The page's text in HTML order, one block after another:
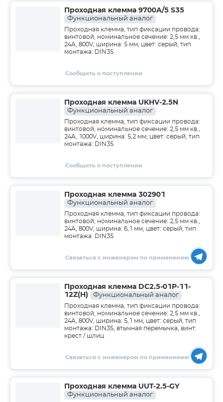
Проходная клемма 9700A/5 S35
Функциональный аналог
Проходная клемма, тип фиксации провода:
винтовой, номинальное сечение: 2,5 мм кв.,
24A, 800V, ширина: 5 мм, цвет: серый, тип
монтажа: DIN35
Сообщить о поступлении
Проходная клемма UKHV-2.5N
Функциональный аналог
Проходная клемма, тип фиксации провода:
винтовой, номинальное сечение: 2,5 мм кв.,
24A, 1000V, ширина: 5,2 мм, цвет: серый, тип
монтажа: DIN35
Сообщить о поступлении
Проходная клемма 302901
Функциональный аналог
Проходная клемма, тип фиксации провода:
винтовой, номинальное сечение: 2,5 мм кв.,
24A, 800V, ширина: 6,1 мм, цвет: серый, тип
монтажа: DIN35
Связаться с инженером по применению
Проходная клемма DC2.5-01P-11-
12Z(H)
Функциональный аналог
Проходная клемма, тип фиксации провода:
винтовой, номинальное сечение: 2,5 мм кв.,
24A, 800V, ширина: 5,1 мм, цвет: серый, тип
монтажа: DIN35, втычная перемычка, винт:
крест / шлиц
Связаться с инженером по применению
Проходная клемма UUT-2.5-GY
Функциональный аналог